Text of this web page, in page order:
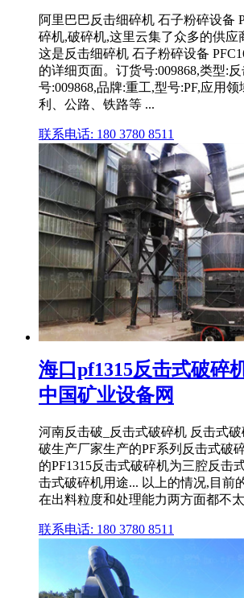
阿里巴巴反击细碎机 石子粉碎设备
碎机,破碎机,这里云集了众多的供应
这是反击细碎机 石子粉碎设备
的详细页面。订货号:009868,类型:
号:009868,品牌:重工,型号:PF,应用
利、公路、铁路等 ...
联系电话: 180 3780 8511
海口pf1315反击式破碎
中国矿业设备网
河南反击破_反击式破碎机 反击式
破生产厂家生产的PF系列反击式破
的PF1315反击式破碎机为三腔反击
击式破碎机用途... 以上的情况,目前
在出料粒度和处理能力两方面都不
联系电话: 180 3780 8511